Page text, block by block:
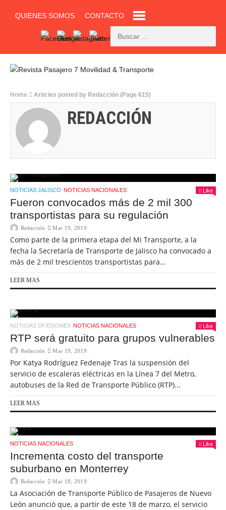
QUIENES SOMOS CONTACTO
Home Articles posted by Redacción (Page 615)
REDACCIÓN
NOTICIAS JALISCO NOTICIAS NACIONALES Like
Fueron convocados más de 2 mil 300
transportistas para su regulación
Redacción Mar 19, 2019
Como parte de la primera etapa del Mi Transporte, a la
fecha la Secretaría de Transporte de Jalisco ha convocado a
más de 2 mil trescientos transportistas para...
LEER MAS
NOTICIAS DF/EDOMEX NOTICIAS NACIONALES Like
RTP será gratuito para grupos vulnerables
Redacción Mar 19, 2019
Por Katya Rodríguez Fedenaje Tras la suspensión del
servicio de escaleras eléctricas en la Línea 7 del Metro,
autobuses de la Red de Transporte Público (RTP)...
LEER MAS
NOTICIAS NACIONALES Like
Incrementa costo del transporte
suburbano en Monterrey
Redacción Mar 18, 2019
La Asociación de Transporte Público de Pasajeros de Nuevo
León anunció que, a partir de este 18 de marzo, el servicio